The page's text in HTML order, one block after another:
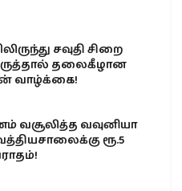
சவுதி சிறை
தலைகீழான
வாழ்க்கை!
வசூலித்த வவுனியா
ரூ.5